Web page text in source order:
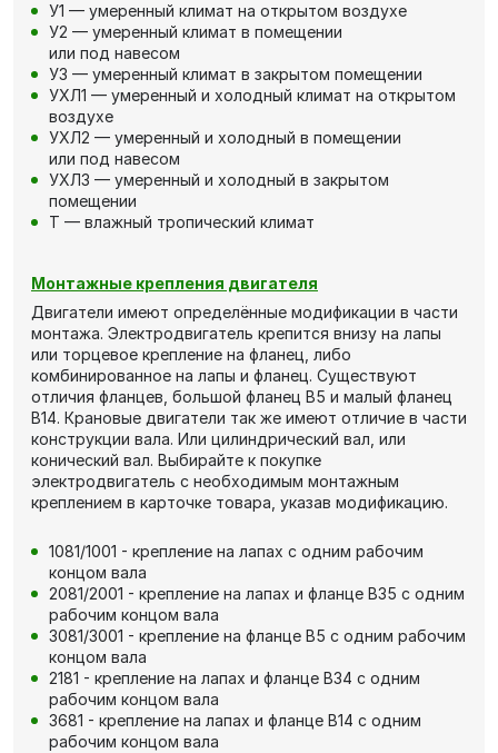
У1 — умеренный климат на открытом воздухе
У2 — умеренный климат в помещении
или под навесом
У3 — умеренный климат в закрытом помещении
УХЛ1 — умеренный и холодный климат на открытом
воздухе
УХЛ2 — умеренный и холодный в помещении
или под навесом
УХЛ3 — умеренный и холодный в закрытом
помещении
Т — влажный тропический климат
Монтажные крепления двигателя
Двигатели имеют определённые модификации в части
монтажа. Электродвигатель крепится внизу на лапы
или торцевое крепление на фланец, либо
комбинированное на лапы и фланец. Существуют
отличия фланцев, большой фланец В5 и малый фланец
В14. Крановые двигатели так же имеют отличие в части
конструкции вала. Или цилиндрический вал, или
конический вал. Выбирайте к покупке
электродвигатель с необходимым монтажным
креплением в карточке товара, указав модификацию.
1081/1001 - крепление на лапах с одним рабочим
концом вала
2081/2001 - крепление на лапах и фланце В35 с одним
рабочим концом вала
3081/3001 - крепление на фланце В5 с одним рабочим
концом вала
2181 - крепление на лапах и фланце В34 с одним
рабочим концом вала
3681 - крепление на лапах и фланце В14 с одним
рабочим концом вала